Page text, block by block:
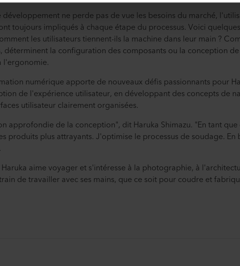
développement ne perde pas de vue les besoins du marché,
toujours impliqués à chaque étape du processus. Voici
les utilisateurs tiennent-ils la machine dans leur main ?
déterminent la configuration des composants ou la conception
l'ergonomie.
numérique apporte de nouveaux défis passionnants pour
de l'expérience utilisateur, en développant des concepts de
utilisateur clairement organisées.
approfondie de la conception", dit Haruka Shimazu. "En tant
produits plus attrayants. J'optimise le processus de soudage.
aime voyager et s'intéresse à la photographie, à
de travailler avec ses mains, que ce soit pour coudre et